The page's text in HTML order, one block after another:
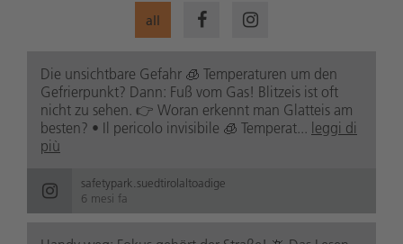
all
Die unsichtbare Gefahr 🧊 Temperaturen um den
Gefrierpunkt? Dann: Fuß vom Gas! Blitzeis ist oft
nicht zu sehen. 👉 Woran erkennt man Glatteis am
besten? • Il pericolo invisibile 🧊 Temperat... leggi di
più
safetypark.suedtirolaltoadige
6 mesi fa